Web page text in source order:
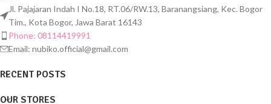
Jl. Pajajaran Indah I No.18, RT.06/RW.13, Baranangsiang, Kec. Bogor
Tim., Kota Bogor, Jawa Barat 16143
Phone: 08114419991
Email: nubiko.official@gmail.com
RECENT POSTS
OUR STORES